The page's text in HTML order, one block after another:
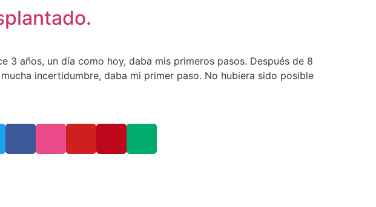
3 años, un día como hoy, daba mis primeros pasos. Después de 8
incertidumbre, daba mi primer paso. No hubiera sido posible